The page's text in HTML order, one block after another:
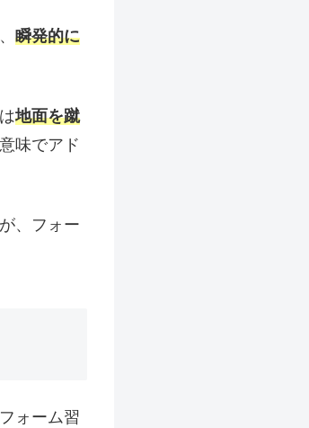
瞬発的に
地面を蹴
味でアド
、フォー
ォーム習